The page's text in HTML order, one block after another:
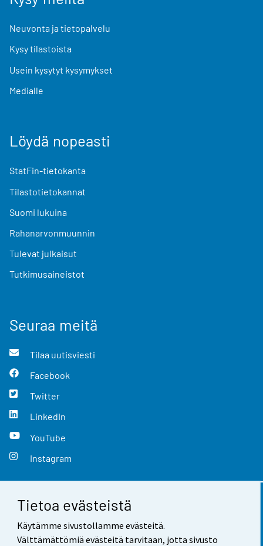
Tietoa evästeistä
Käytämme sivustollamme evästeitä.
Välttämättömiä evästeitä tarvitaan, jotta sivusto
Neuvonta ja tietopalvelu
Kysy tilastoista
Usein kysytyt kysymykset
Medialle
Löydä nopeasti
StatFin-tietokanta
Tilastotietokannat
Suomi lukuina
Rahanarvonmuunnin
Tulevat julkaisut
Tutkimusaineistot
Seuraa meitä
Tilaa uutisviesti
Facebook
Twitter
LinkedIn
YouTube
Instagram
Yhteystiedot
Palaute